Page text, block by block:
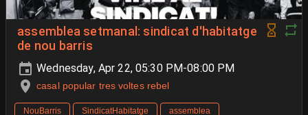
assemblea setmanal: sindicat d'habitatge
de nou barris
Wednesday, Apr 22, 05:30 PM-08:00 PM
casal popular tres voltes rebel
NouBarris SindicatHabitatge
assemblea